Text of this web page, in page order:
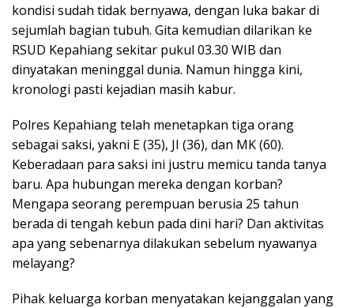
kondisi sudah tidak bernyawa, dengan luka bakar di
sejumlah bagian tubuh. Gita kemudian dilarikan ke
RSUD Kepahiang sekitar pukul 03.30 WIB dan
dinyatakan meninggal dunia. Namun hingga kini,
kronologi pasti kejadian masih kabur.
Polres Kepahiang telah menetapkan tiga orang
sebagai saksi, yakni E (35), JI (36), dan MK (60).
Keberadaan para saksi ini justru memicu tanda tanya
baru. Apa hubungan mereka dengan korban?
Mengapa seorang perempuan berusia 25 tahun
berada di tengah kebun pada dini hari? Dan aktivitas
apa yang sebenarnya dilakukan sebelum nyawanya
melayang?
Pihak keluarga korban menyatakan kejanggalan yang